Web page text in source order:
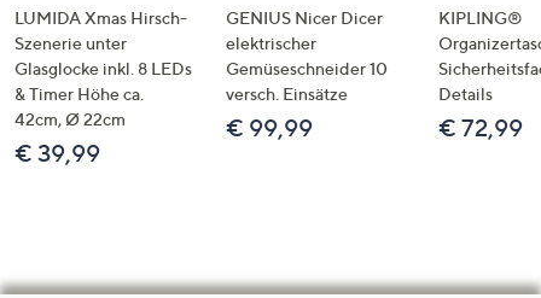
LUMIDA Xmas Hirsch-
Szenerie unter
Glasglocke inkl. 8 LEDs
& Timer Höhe ca.
42cm, Ø 22cm
€ 39,99
GENIUS Nicer Dicer
elektrischer
Gemüseschneider 10
versch. Einsätze
€ 99,99
KIPLING®
Details
€ 72,99